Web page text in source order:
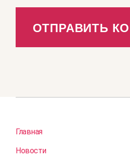
Главная
Новости